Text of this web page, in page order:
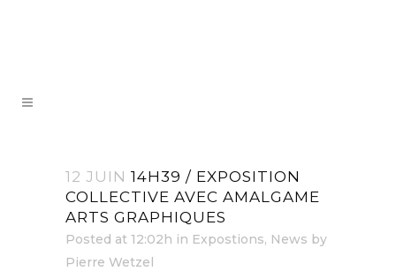
12 JUIN 14H39 / EXPOSITION
COLLECTIVE AVEC AMALGAME
ARTS GRAPHIQUES
Posted at 12:02h in Expostions, News by
Pierre Wetzel